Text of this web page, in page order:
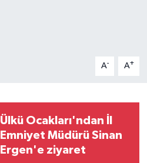
A- A+
Ülkü Ocakları'ndan İl
Emniyet Müdürü Sinan
Ergen'e ziyaret